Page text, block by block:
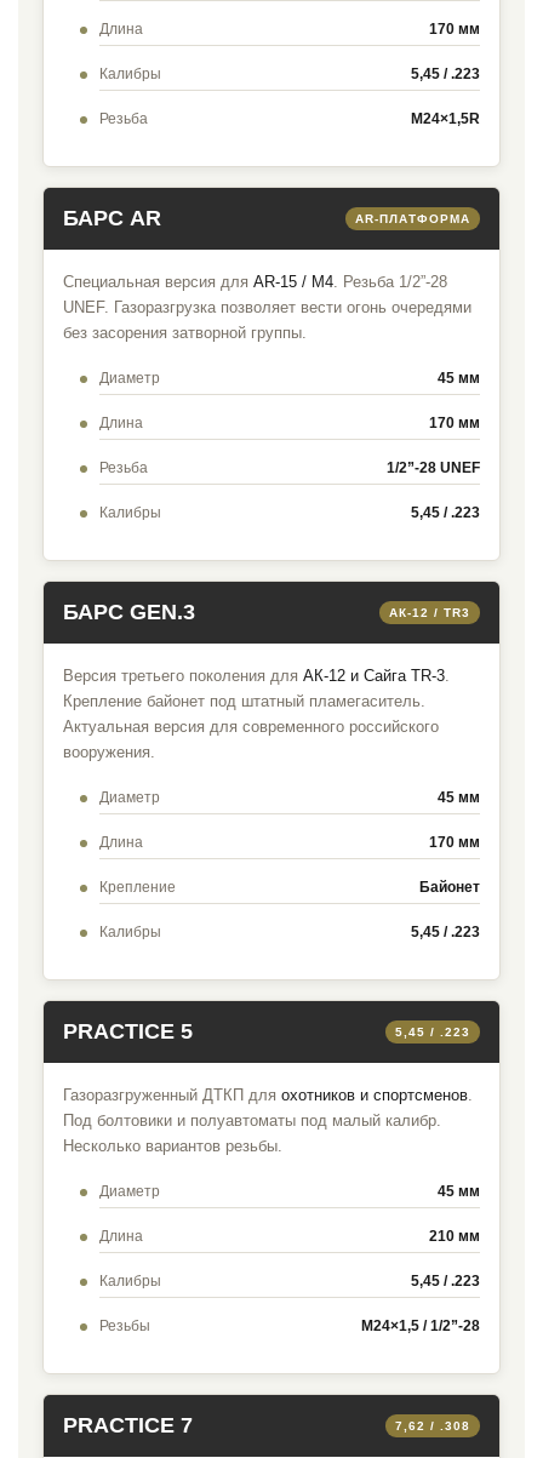
Длина 170 мм
Калибры 5,45 / .223
Резьба M24×1,5R
БАРС AR AR-ПЛАТФОРМА
Специальная версия для AR-15 / M4 . Резьба 1/2”-28
UNEF. Газоразгрузка позволяет вести огонь очередями
без засорения затворной группы.
Диаметр 45 мм
Длина 170 мм
Резьба 1/2”-28 UNEF
Калибры 5,45 / .223
БАРС GEN.3 АК-12 / TR3
Версия третьего поколения для АК-12 и Сайга TR-3
Крепление байонет под штатный пламегаситель.
Актуальная версия для современного российского
вооружения.
Диаметр 45 мм
Длина 170 мм
Крепление Байонет
Калибры 5,45 / .223
PRACTICE 5 5,45 / .223
Газоразгруженный ДТКП для охотников и спортсменов
Под болтовики и полуавтоматы под малый калибр.
Несколько вариантов резьбы.
Диаметр 45 мм
Длина 210 мм
Калибры 5,45 / .223
Резьбы M24×1,5 / 1/2”-28
PRACTICE 7 7,62 / .308